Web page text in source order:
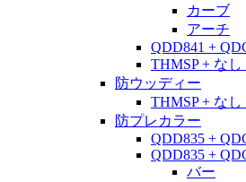
カーブ
アーチ
QDD841 +
THMSP + なし
防ウッディー
THMSP + なし
防プレカラー
QDD835 +
QDD835 +
バー